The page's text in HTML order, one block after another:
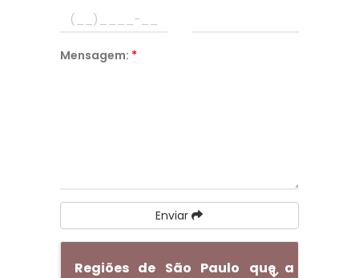
Mensagem: *
Enviar
Regiões de São Paulo que a